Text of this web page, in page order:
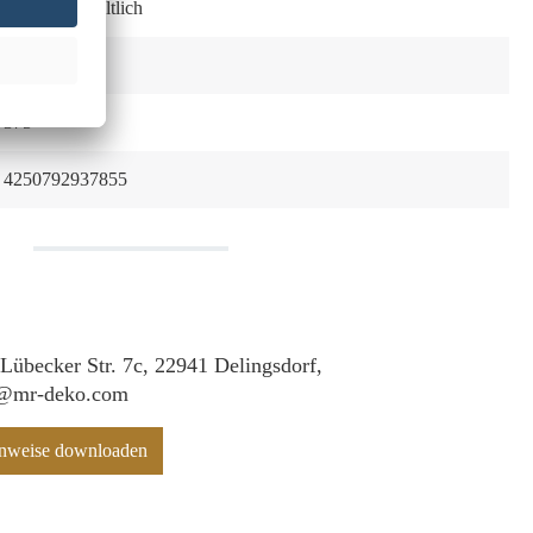
Optional erhältlich
4250792937855
Str. 7c, 22941 Delingsdorf,
deko.com
downloaden